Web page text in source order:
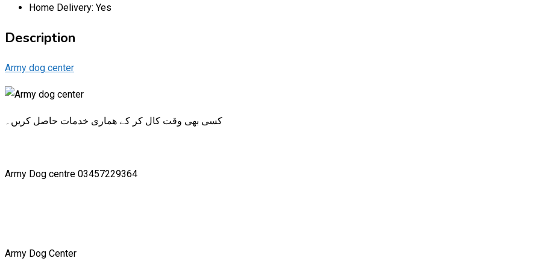
Home Delivery: Yes
Description
Army dog center
کسی بھی وقت کال کر کے ھماری خدمات حاصل کریں۔
Army Dog centre 03457229364
Army Dog Center